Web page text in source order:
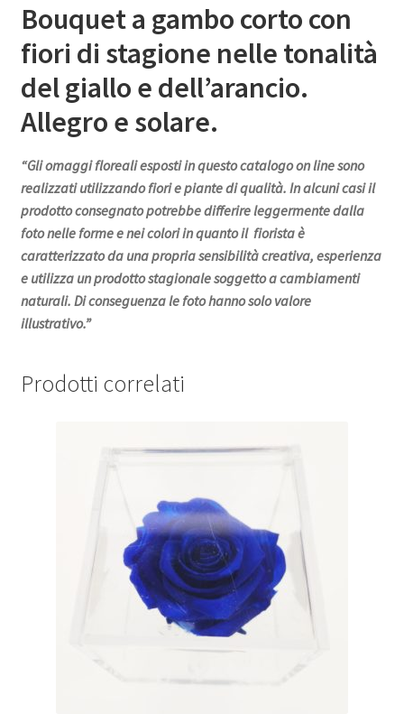
Bouquet a gambo corto con
fiori di stagione nelle tonalità
del giallo e dell’arancio.
Allegro e solare.
“Gli omaggi floreali esposti in questo catalogo on line sono
realizzati utilizzando fiori e piante di qualità. In alcuni casi il
prodotto consegnato potrebbe differire leggermente dalla
foto nelle forme e nei colori in quanto il fiorista è
caratterizzato da una propria sensibilità creativa, esperienza
e utilizza un prodotto stagionale soggetto a cambiamenti
naturali. Di conseguenza le foto hanno solo valore
illustrativo.”
Prodotti correlati